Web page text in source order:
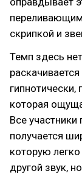
скрипкой и
Темп здесь
гипнотически,
которая
Все
получается
которую
другой звук,